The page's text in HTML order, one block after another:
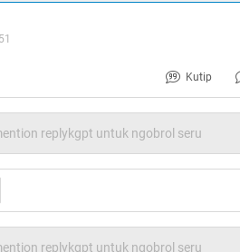
Kutip
replykgpt untuk ngobrol seru
replykgpt untuk ngobrol seru